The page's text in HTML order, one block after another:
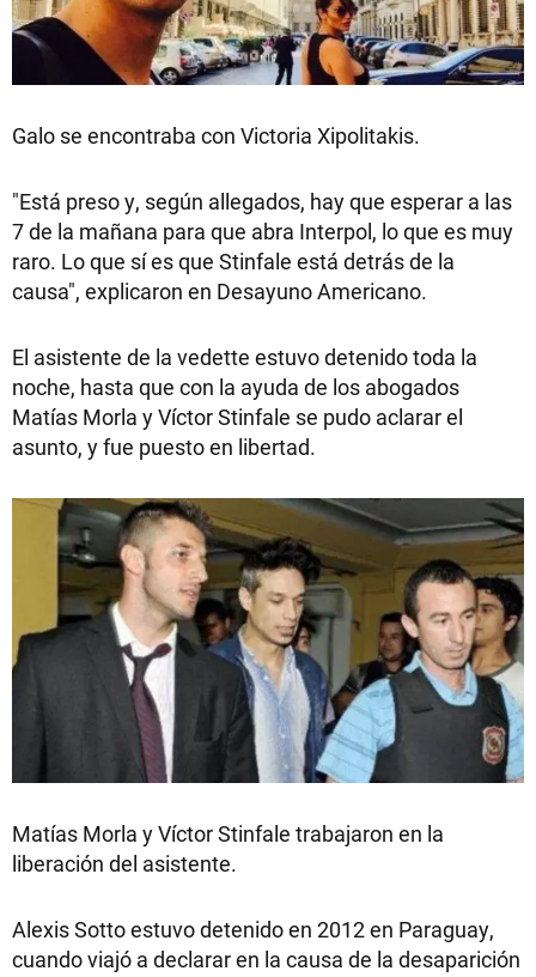
Galo se encontraba con Victoria Xipolitakis.
"Está preso y, según allegados, hay que esperar a las
7 de la mañana para que abra Interpol, lo que es muy
raro. Lo que sí es que Stinfale está detrás de la
causa", explicaron en Desayuno Americano.
El asistente de la vedette estuvo detenido toda la
noche, hasta que con la ayuda de los abogados
Matías Morla y Víctor Stinfale se pudo aclarar el
asunto, y fue puesto en libertad.
Matías Morla y Víctor Stinfale trabajaron en la
liberación del asistente.
Alexis Sotto estuvo detenido en 2012 en Paraguay,
cuando viajó a declarar en la causa de la desaparición